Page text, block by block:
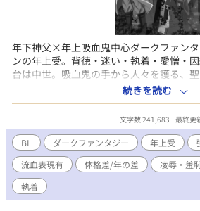
年下神父×年上吸血鬼中心ダークファン
ンの年上受。背徳・迷い・執着・愛憎・
台は中世。吸血鬼の手から人々を護る、
ゲオルギウスは、穢れた新月の夜、宿敵
ェラトゥ）のルゴシュ伯爵を廃教会の中
て鮮やかな美貌を持つ吸血鬼・ルゴシュ
若き武装神父・ゲオルギウス。だが、ゲ
て、教会の戒律に反してルゴシュの肉体を
しまう。 相反しながら絡み合い、引き寄
果たして、何処へ。 第3章から、新たに武
の親友である聖堂番のユージィンのコンビ
り回るという辺境の村に自ら望んで転任し
続きを読む
文字数 241,683 最終更
BL ダークファンタジー 年上受
流血表現有
体格差/年の差 凌辱・羞
執着